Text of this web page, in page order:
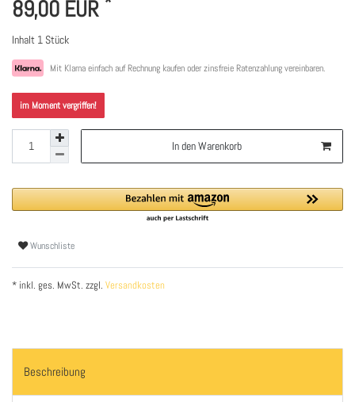
89,00 EUR
Inhalt 1 Stück
Mit Klarna einfach auf Rechnung kaufen oder zinsfreie Ratenzahlung vereinbaren.
im Moment vergriffen!
In den Warenkorb
Wunschliste
* inkl. ges. MwSt. zzgl. Versandkosten
Beschreibung